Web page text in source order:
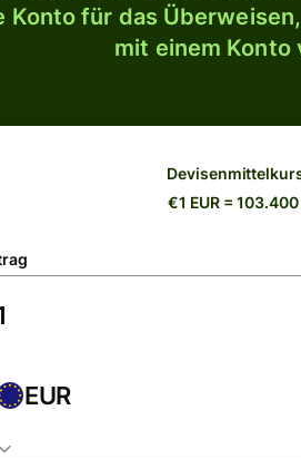
Konto für das
mit einem Konto
€1 EUR = 103.400
EUR